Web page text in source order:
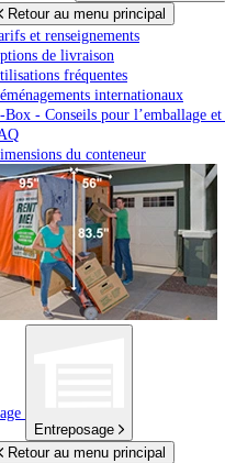
Retour au menu principal
et renseignements
de livraison
fréquentes
internationaux
Box - Conseils pour l’emballage
du conteneur
Entreposage
Retour au menu principal